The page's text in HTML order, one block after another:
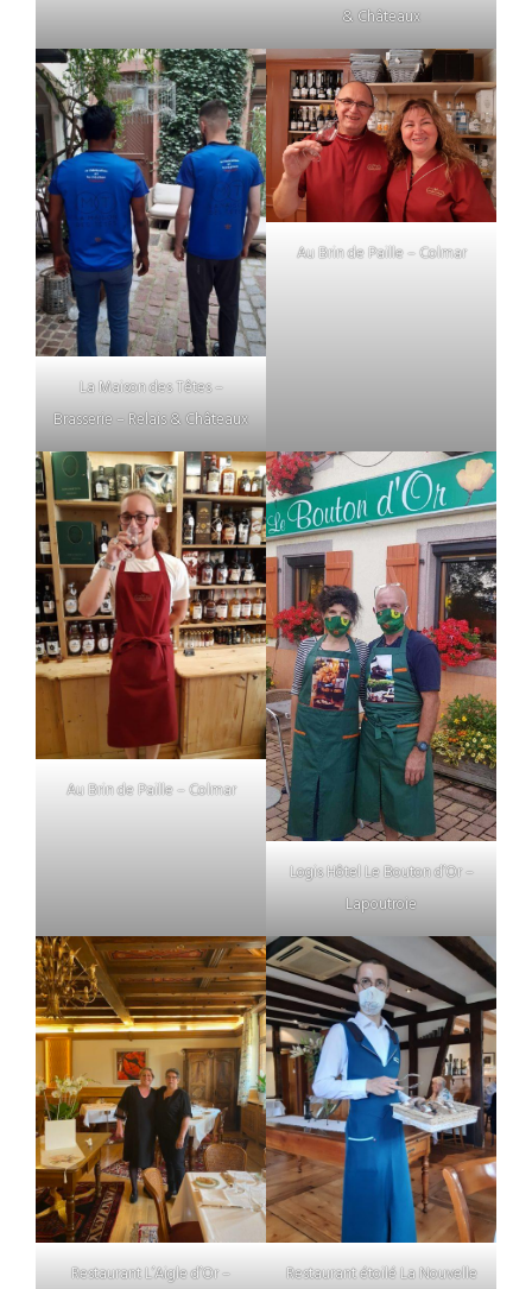
& Châteaux
La Maison des Têtes –
Brasserie – Relais & Châteaux
Au Brin de Paille – Colmar
Au Brin de Paille – Colmar
Logis Hôtel Le Bouton d’Or –
Lapoutroie
Restaurant L’Aigle d’Or –
Restaurant étoilé La Nouvelle